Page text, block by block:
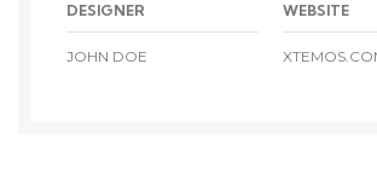
DESIGNER
JOHN DOE
WEBSITE